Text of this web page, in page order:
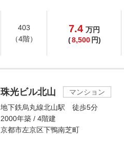
403
（4階）
7.4 万円
(8,500 円)
珠光ビル北山
マンション
地下鉄烏丸線北山駅 徒歩5分
2000年築 / 4階建
京都市左京区下鴨南芝町